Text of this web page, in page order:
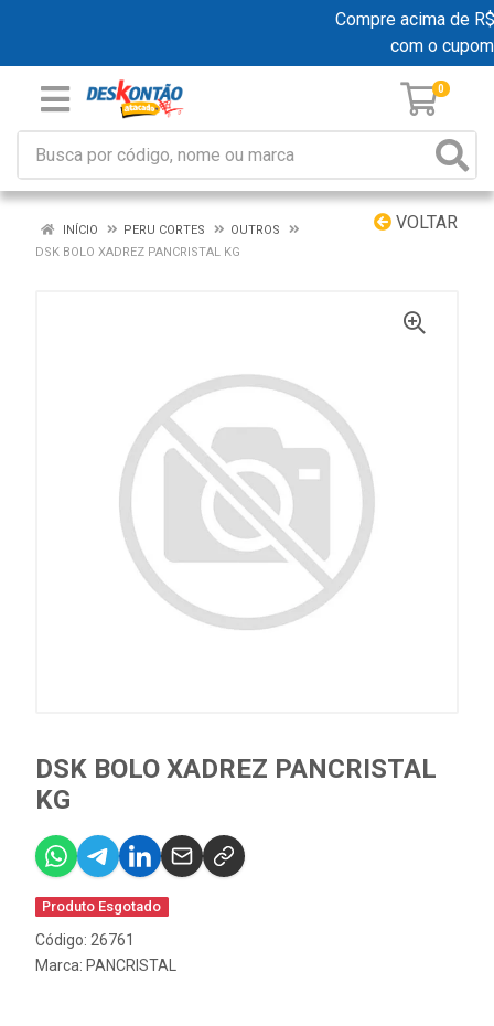
Compre acima de
com o cupom
0
VOLTAR
INÍCIO PERU CORTES
OUTROS
DSK BOLO XADREZ PANCRISTAL KG
DSK BOLO XADREZ PANCRISTAL
KG
Produto Esgotado
Código: 26761
Marca: PANCRISTAL